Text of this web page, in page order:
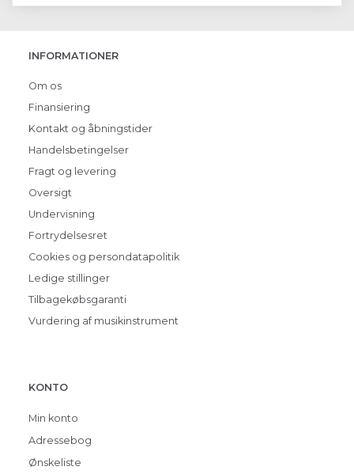
INFORMATIONER
Om os
Finansiering
Kontakt og åbningstider
Handelsbetingelser
Fragt og levering
Oversigt
Undervisning
Fortrydelsesret
Cookies og persondatapolitik
Ledige stillinger
Tilbagekøbsgaranti
Vurdering af musikinstrument
KONTO
Min konto
Adressebog
Ønskeliste